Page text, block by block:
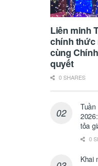
Liên minh
chính thức
cùng
quyết
0 SHARES
tỏa
0
Khai